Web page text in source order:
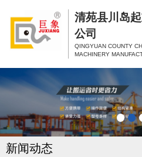
清苑县川岛
公司
QINGYUAN COUNTY
MACHINERY
新闻动态